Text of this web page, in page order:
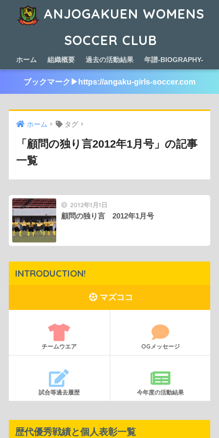
ANJOGAKUEN WOMENS
SOCCER CLUB
ホーム 組織概要 過去の活動結果 年譜-BIOGRAPHY-
ブックマーク▶︎https://angaku-girls-soccer.com
ホーム タグ
「顧問の独り言2012年1月号」の記事
一覧
2012年1月1日
顧問の独り言 2012年1月号
INTRODUCTION!
マズココ
チームウエア OGメッセージ
試合等過去履歴 今年度の活動結果
歴代優秀戦績と個人表彰一覧